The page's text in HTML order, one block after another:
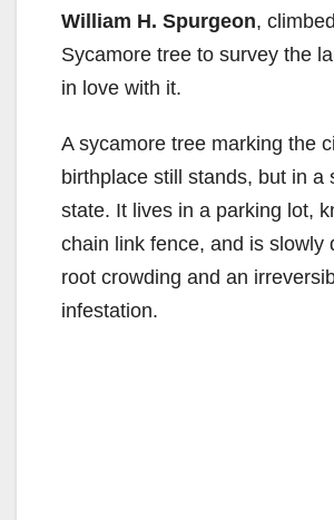
William H. Spurgeon,
Sycamore tree to survey the
in love with it.
A sycamore tree marking the
birthplace still stands, but in a
state. It lives in a parking lot,
chain link fence, and is slowly
root crowding and an
infestation.